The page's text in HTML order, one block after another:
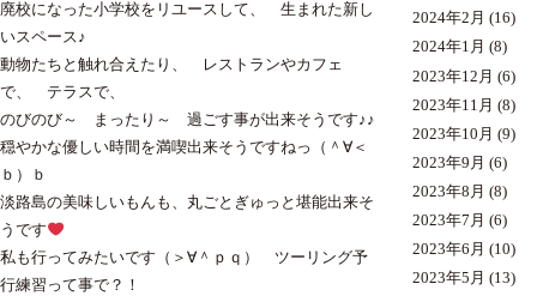
廃校になった小学校をリユースして、 生まれた新し
いスペース♪
動物たちと触れ合えたり、 レストランやカフェ
で、 テラスで、
のびのび～ まったり～ 過ごす事が出来そうです♪♪
穏やかな優しい時間を満喫出来そうですねっ（＾∀＜
ｂ）ｂ
淡路島の美味しいもんも、丸ごとぎゅっと堪能出来そ
うです
私も行ってみたいです（＞∀＾ｐｑ） ツーリング予
行練習って事で？！
2024年2月 (16)
2024年1月 (8)
2023年12月 (6)
2023年11月 (8)
2023年10月 (9)
2023年9月 (6)
2023年8月 (8)
2023年7月 (6)
2023年6月 (10)
2023年5月 (13)